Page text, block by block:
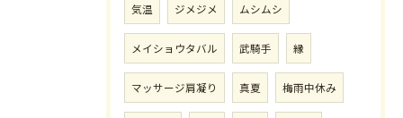
気温 ジメジメ ムシムシ
メイショウタバル 武騎手 縁
マッサージ肩凝り 真夏 梅雨中休み